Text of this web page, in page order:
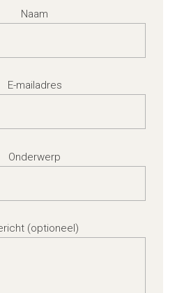
Naam
E-mailadres
Onderwerp
(optioneel)